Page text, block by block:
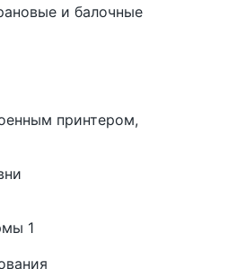
и балочные
принтером,
1